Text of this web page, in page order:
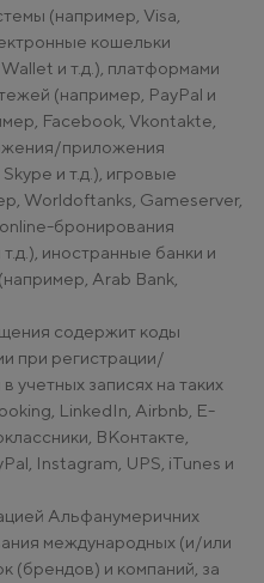
(например, Visa,
кошельки
и т.д.), платформами
(например, PayPal и
Facebook, Vkontakte,
приложения
и т.д.), игровые
Worldoftanks, Gameserver,
бронирования
иностранные банки и
Arab Bank,
содержит коды
при регистрации/
учетных записях на таких
LinkedIn, Airbnb, E-
ВКонтакте,
Instagram, UPS, iTunes и
Альфанумеричних
международных (и/или
(брендов) и компаний, за